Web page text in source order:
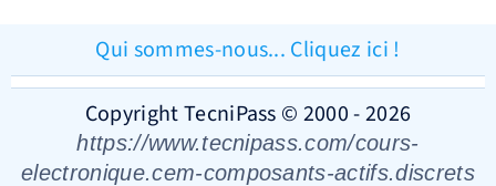
Qui sommes-nous... Cliquez ici !
Copyright TecniPass © 2000 - 2026
https://www.tecnipass.com/cours-
electronique.cem-composants-actifs.discrets